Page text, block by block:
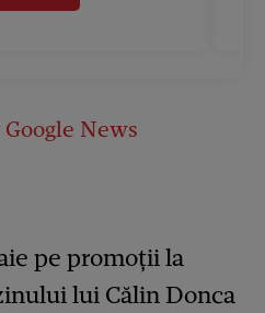
Google News